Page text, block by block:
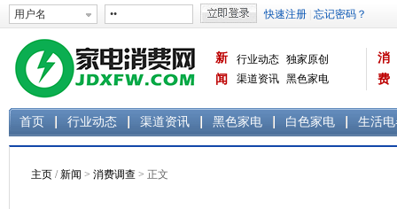
新
闻
行业动态 独家原创
渠道资讯 黑色家电
消
费
首页 行业动态 渠道资讯 黑色家电 白色家电 生活
主页 /新闻 > 消费调查 > 正文